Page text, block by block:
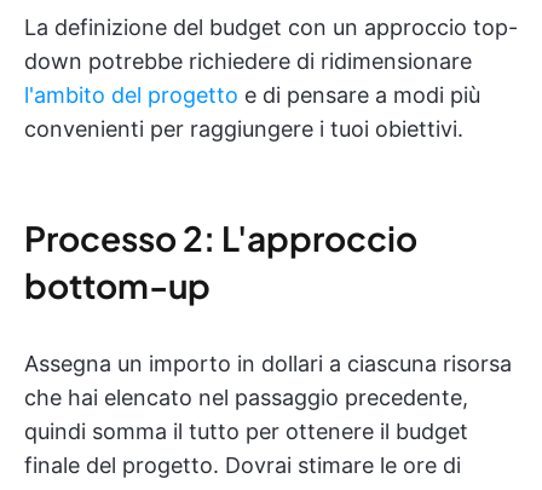
La definizione del budget con un approccio top-
down potrebbe richiedere di ridimensionare
l'ambito del progetto e di pensare a modi più
convenienti per raggiungere i tuoi obiettivi.
Processo 2: L'approccio
bottom-up
Assegna un importo in dollari a ciascuna risorsa
che hai elencato nel passaggio precedente,
quindi somma il tutto per ottenere il budget
finale del progetto. Dovrai stimare le ore di